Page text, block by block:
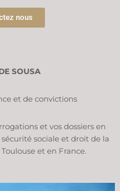
nous
SOUSA
et de convictions
et vos dossiers en
sociale et droit de la
et en France.